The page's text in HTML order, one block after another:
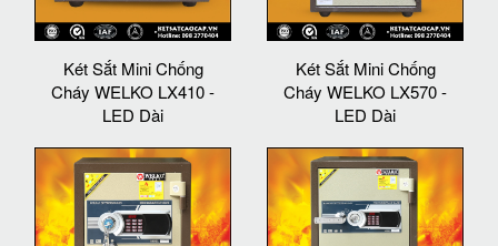
Két Sắt Mini Chống
Cháy WELKO LX410 -
LED Dài
Két Sắt Mini Chống
Cháy WELKO LX570 -
LED Dài